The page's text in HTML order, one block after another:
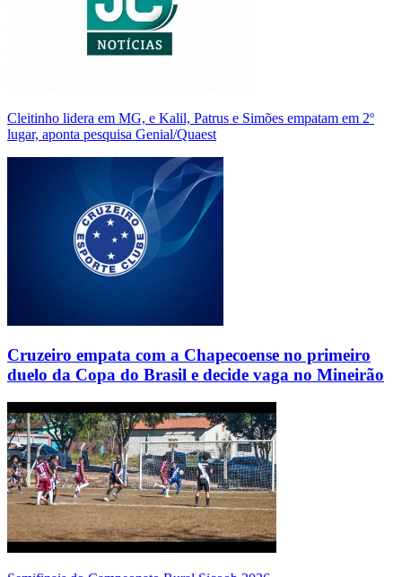
Cleitinho lidera em MG, e Kalil, Patrus e Simões empatam em 2º
lugar, aponta pesquisa Genial/Quaest
Cruzeiro empata com a Chapecoense no primeiro
duelo da Copa do Brasil e decide vaga no Mineirão